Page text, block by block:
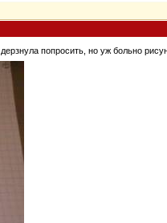
попросить, но уж больно